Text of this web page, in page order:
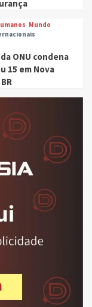
Mundo
ONU condena
15 em Nova